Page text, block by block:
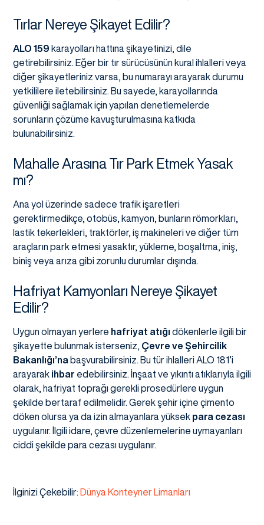
Tırlar Nereye Şikayet Edilir?
ALO 159 karayolları hattına şikayetinizi, dile
getirebilirsiniz. Eğer bir tır sürücüsünün kural ihlalleri veya
diğer şikayetleriniz varsa, bu numarayı arayarak durumu
yetkililere iletebilirsiniz. Bu sayede, karayollarında
güvenliği sağlamak için yapılan denetlemelerde
sorunların çözüme kavuşturulmasına katkıda
bulunabilirsiniz.
Mahalle Arasına Tır Park Etmek Yasak
mı?
Ana yol üzerinde sadece trafik işaretleri
gerektirmedikçe, otobüs, kamyon, bunların römorkları,
lastik tekerlekleri, traktörler, iş makineleri ve diğer tüm
araçların park etmesi yasaktır, yükleme, boşaltma, iniş,
biniş veya arıza gibi zorunlu durumlar dışında.
Hafriyat Kamyonları Nereye Şikayet
Edilir?
Uygun olmayan yerlere hafriyat atığı dökenlerle ilgili bir
şikayette bulunmak isterseniz, Çevre ve Şehircilik
Bakanlığı’na başvurabilirsiniz. Bu tür ihlalleri ALO 181’i
arayarak ihbar edebilirsiniz. İnşaat ve yıkıntı atıklarıyla ilgili
olarak, hafriyat toprağı gerekli prosedürlere uygun
şekilde bertaraf edilmelidir. Gerek şehir içine çimento
döken olursa ya da izin almayanlara yüksek para cezası
uygulanır. İlgili idare, çevre düzenlemelerine uymayanları
ciddi şekilde para cezası uygulanır.
İlginizi Çekebilir: Dünya Konteyner Limanları